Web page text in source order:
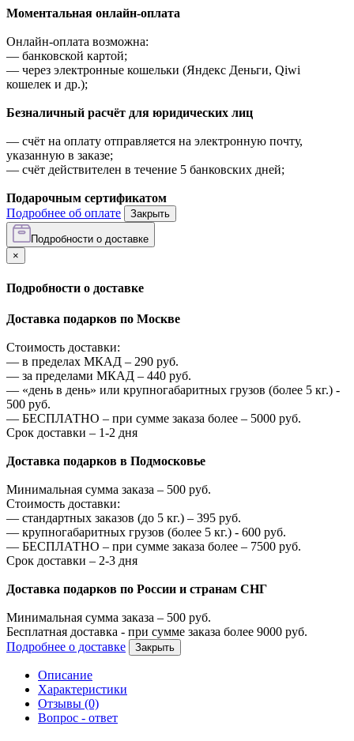
Моментальная онлайн-оплата
Онлайн-оплата возможна:
— банковской картой;
— через электронные кошельки (Яндекс Деньги, Qiwi
кошелек и др.);
Безналичный расчёт для юридических лиц
— счёт на оплату отправляется на электронную почту,
указанную в заказе;
— счёт действителен в течение 5 банковских дней;
Подарочным сертификатом
Подробнее об оплате
Закрыть
Подробности о доставке
×
Подробности о доставке
Доставка подарков по Москве
Стоимость доставки:
— в пределах МКАД – 290 руб.
— за пределами МКАД – 440 руб.
— «день в день» или крупногабаритных грузов (более 5 кг.) -
500 руб.
— БЕСПЛАТНО – при сумме заказа более – 5000 руб.
Срок доставки – 1-2 дня
Доставка подарков в Подмосковье
Минимальная сумма заказа – 500 руб.
Стоимость доставки:
— стандартных заказов (до 5 кг.) – 395 руб.
— крупногабаритных грузов (более 5 кг.) - 600 руб.
— БЕСПЛАТНО – при сумме заказа более – 7500 руб.
Срок доставки – 2-3 дня
Доставка подарков по России и странам СНГ
Минимальная сумма заказа – 500 руб.
Бесплатная доставка - при сумме заказа более 9000 руб.
Подробнее о доставке
Закрыть
Описание
Характеристики
Отзывы (0)
Вопрос - ответ